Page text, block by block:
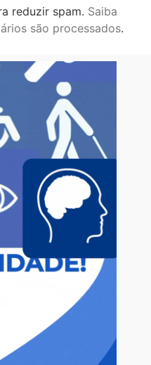
reduzir spam. Saiba
são processados.